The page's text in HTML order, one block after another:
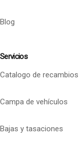
Blog
Servicios
Catalogo de recambios
Campa de vehículos
Bajas y tasaciones